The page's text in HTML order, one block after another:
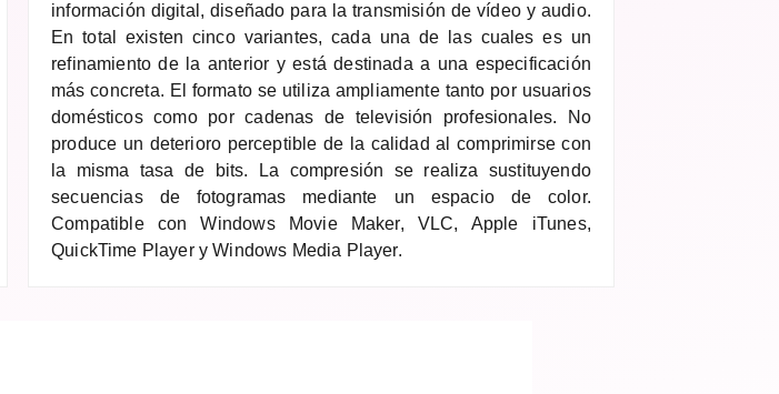
información digital, diseñado para la transmisión de vídeo y audio.
En total existen cinco variantes, cada una de las cuales es un
refinamiento de la anterior y está destinada a una especificación
más concreta. El formato se utiliza ampliamente tanto por usuarios
domésticos como por cadenas de televisión profesionales. No
produce un deterioro perceptible de la calidad al comprimirse con
la misma tasa de bits. La compresión se realiza sustituyendo
secuencias de fotogramas mediante un espacio de color.
Compatible con Windows Movie Maker, VLC, Apple iTunes,
QuickTime Player y Windows Media Player.